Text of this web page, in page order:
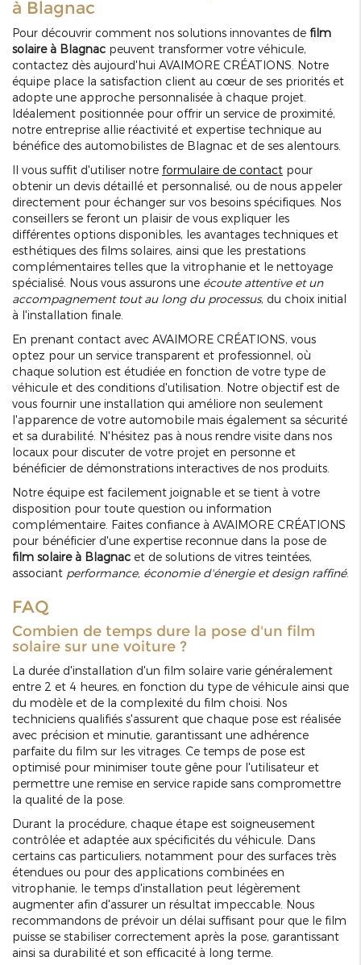
à Blagnac
Pour découvrir comment nos solutions innovantes de film
solaire à Blagnac peuvent transformer votre véhicule,
contactez dès aujourd'hui AVAIMORE CRÉATIONS. Notre
équipe place la satisfaction client au cœur de ses priorités et
adopte une approche personnalisée à chaque projet.
Idéalement positionnée pour offrir un service de proximité,
notre entreprise allie réactivité et expertise technique au
bénéfice des automobilistes de Blagnac et de ses alentours.
Il vous suffit d'utiliser notre formulaire de contact pour
obtenir un devis détaillé et personnalisé, ou de nous appeler
directement pour échanger sur vos besoins spécifiques. Nos
conseillers se feront un plaisir de vous expliquer les
différentes options disponibles, les avantages techniques et
esthétiques des films solaires, ainsi que les prestations
complémentaires telles que la vitrophanie et le nettoyage
spécialisé. Nous vous assurons une écoute attentive et un
accompagnement tout au long du processus, du choix initial
à l'installation finale.
En prenant contact avec AVAIMORE CRÉATIONS, vous
optez pour un service transparent et professionnel, où
chaque solution est étudiée en fonction de votre type de
véhicule et des conditions d'utilisation. Notre objectif est de
vous fournir une installation qui améliore non seulement
l'apparence de votre automobile mais également sa sécurité
et sa durabilité. N'hésitez pas à nous rendre visite dans nos
locaux pour discuter de votre projet en personne et
bénéficier de démonstrations interactives de nos produits.
Notre équipe est facilement joignable et se tient à votre
disposition pour toute question ou information
complémentaire. Faites confiance à AVAIMORE CRÉATIONS
pour bénéficier d'une expertise reconnue dans la pose de
film solaire à Blagnac et de solutions de vitres teintées,
associant performance, économie d'énergie et design raffiné.
FAQ
Combien de temps dure la pose d'un film
solaire sur une voiture ?
La durée d'installation d'un film solaire varie généralement
entre 2 et 4 heures, en fonction du type de véhicule ainsi que
du modèle et de la complexité du film choisi. Nos
techniciens qualifiés s'assurent que chaque pose est réalisée
avec précision et minutie, garantissant une adhérence
parfaite du film sur les vitrages. Ce temps de pose est
optimisé pour minimiser toute gêne pour l'utilisateur et
permettre une remise en service rapide sans compromettre
la qualité de la pose.
Durant la procédure, chaque étape est soigneusement
contrôlée et adaptée aux spécificités du véhicule. Dans
certains cas particuliers, notamment pour des surfaces très
étendues ou pour des applications combinées en
vitrophanie, le temps d'installation peut légèrement
augmenter afin d'assurer un résultat impeccable. Nous
recommandons de prévoir un délai suffisant pour que le film
puisse se stabiliser correctement après la pose, garantissant
ainsi sa durabilité et son efficacité à long terme.